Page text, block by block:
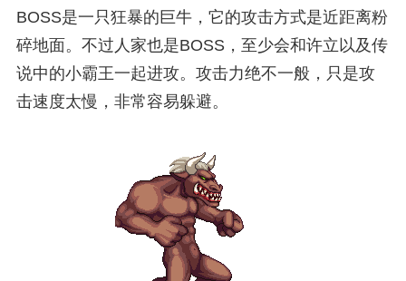
BOSS是一只狂暴的巨牛，它的攻击方式是近距离粉
碎地面。不过人家也是BOSS，至少会和许立以及传
说中的小霸王一起进攻。攻击力绝不一般，只是攻
击速度太慢，非常容易躲避。